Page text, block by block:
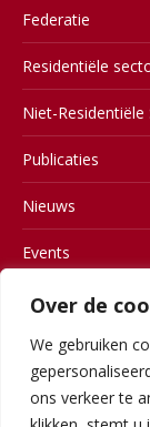
Over de
We gebruiken
ons verkeer te
Federatie
Residentiële
Niet-Residentiële
Publicaties
Nieuws
Events
Contact
Members